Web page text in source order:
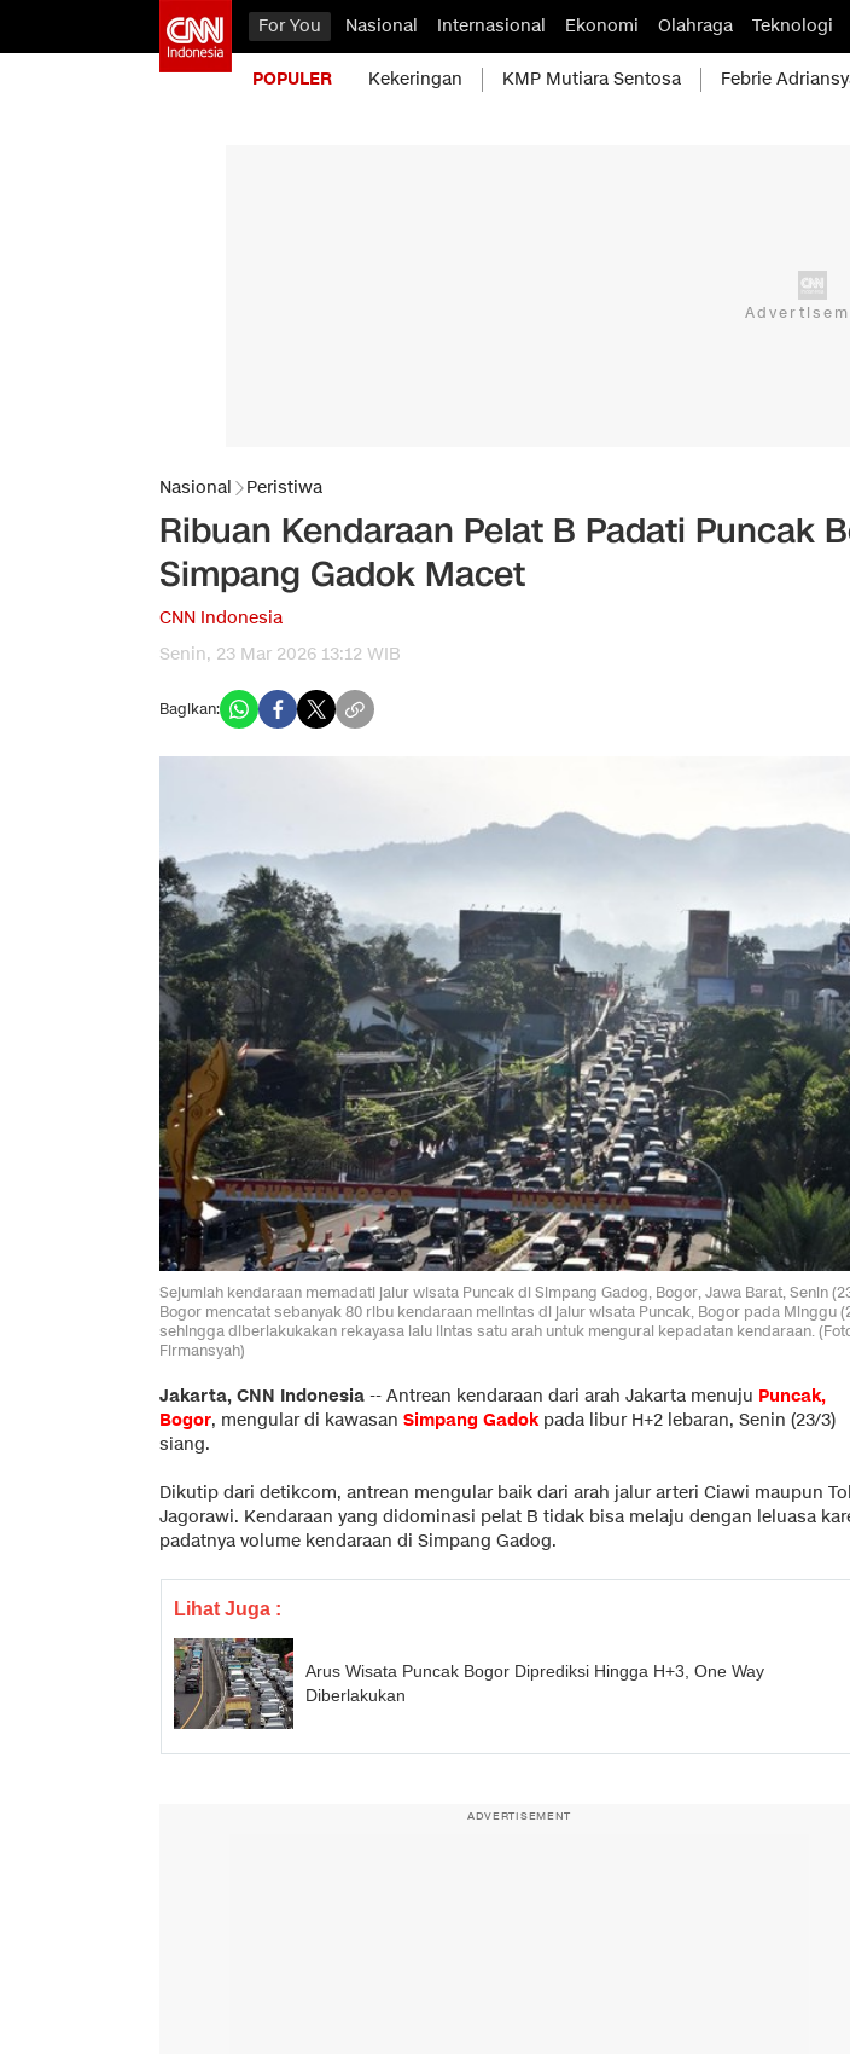
For You Nasional Internasional Ekonomi Olahraga Teknologi
POPULER Kekeringan KMP Mutiara Sentosa Febrie
Nasional Peristiwa
Ribuan Kendaraan Pelat B Padati Puncak
Simpang Gadok Macet
CNN Indonesia
Senin, 23 Mar 2026 13:12 WIB
Bagikan:
Sejumlah kendaraan memadati jalur wisata Puncak di Simpang Gadog, Bogor, Jawa Barat, Senin
Bogor mencatat sebanyak 80 ribu kendaraan melintas di jalur wisata Puncak, Bogor pada Minggu
sehingga diberlakukakan rekayasa lalu lintas satu arah untuk mengurai kepadatan kendaraan.
Firmansyah)
Jakarta, CNN Indonesia -- Antrean kendaraan dari arah Jakarta menuju Puncak,
Bogor, mengular di kawasan Simpang Gadokpada libur H+2 lebaran, Senin (23/3)
siang.
Dikutip dari detikcom, antrean mengular baik dari arah jalur arteri Ciawi maupun Tol
Jagorawi. Kendaraan yang didominasi pelat B tidak bisa melaju dengan leluasa
padatnya volume kendaraan di Simpang Gadog.
Lihat Juga :
Arus Wisata Puncak Bogor Diprediksi Hingga H+3, One Way
Diberlakukan
ADVERTISEMENT